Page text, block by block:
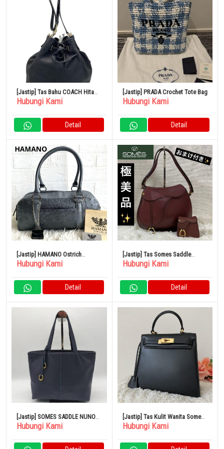
[Jastip] Tas Bahu COACH Hitam
CN683
Hubungi Kami
Detail
[Jastip] PRADA Crochet Tote Bag
Hubungi Kami
Detail
[Jastip] HAMANO Ostrich
Handbag Mini Boston Silver
Hubungi Kami
Detail
[Jastip] Tas Somes Saddle
Dressage
Hubungi Kami
Detail
[Jastip] SOMES SADDLE NUNO
WORKS Handbag Gold Metal
Hubungi Kami
[Jastip] Tas Kulit Wanita Somes
Sadel
Hubungi Kami